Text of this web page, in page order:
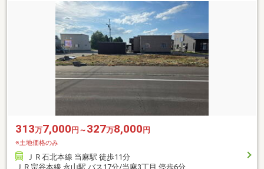
313万7,000円～ 327万8,000円
※土地価格のみ
ＪＲ石北本線 当麻駅 徒歩11分
ＪＲ宗谷本線 永山駅 バス17分/当麻3丁目 停歩6分